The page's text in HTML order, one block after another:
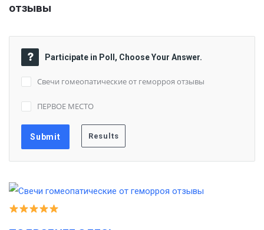
отзывы
Participate in Poll, Choose Your Answer.
Свечи гомеопатические от геморроя отзывы
ПЕРВОЕ МЕСТО